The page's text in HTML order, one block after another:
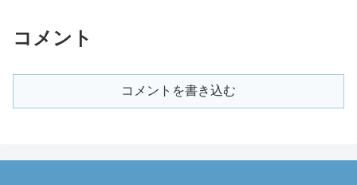
コメント
コメントを書き込む